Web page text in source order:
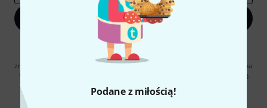
Podane z miłością!
Zapisz się teraz
Klikając na „Zapisz się teraz”, wyrażasz zgodę na otrzymywanie
materialów reklamowych przesyłanych drogą elektroniczną. Możesz
zrezygnować z subskrypcji w dowolnym momencie. Więcej informacji na
temat newslettera można znaleźć w naszych
wytycznych dotyczących